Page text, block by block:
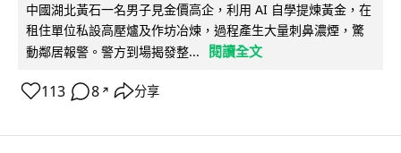
中國湖北黃石一名男子見金價高企，利用 AI 自學提煉黃金，在
租住單位私設高壓爐及作坊冶煉，過程產生大量刺鼻濃煙，驚
動鄰居報警。警方到場揭發整...
閱讀全文
113 8 ↗ 分享